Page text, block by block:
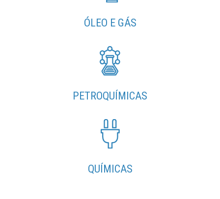
ÓLEO E GÁS
PETROQUÍMICAS
QUÍMICAS